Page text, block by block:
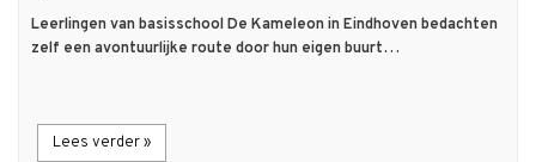
Leerlingen van basisschool De Kameleon in Eindhoven bedachten
zelf een avontuurlijke route door hun eigen buurt…
Lees verder »